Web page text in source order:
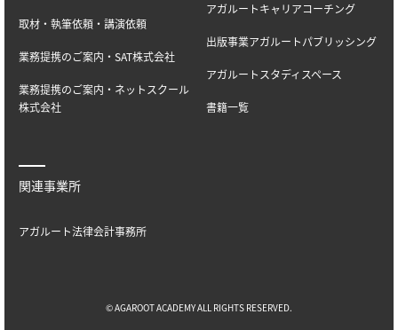
取材・執筆依頼・講演依頼
業務提携のご案内・SAT株式会社
業務提携のご案内・ネットスクール
株式会社
アガルートキャリアコーチング
出版事業アガルートパブリッシング
アガルートスタディスペース
書籍一覧
関連事業所
アガルート法律会計事務所
© AGAROOT ACADEMY ALL RIGHTS RESERVED.